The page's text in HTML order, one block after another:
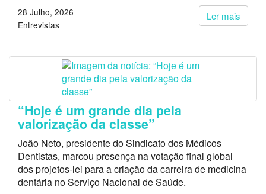
Ler mais
28 Julho, 2026
Entrevistas
“Hoje é um grande dia pela
valorização da classe”
João Neto, presidente do Sindicato dos Médicos
Dentistas, marcou presença na votação final global
dos projetos-lei para a criação da carreira de medicina
dentária no Serviço Nacional de Saúde.